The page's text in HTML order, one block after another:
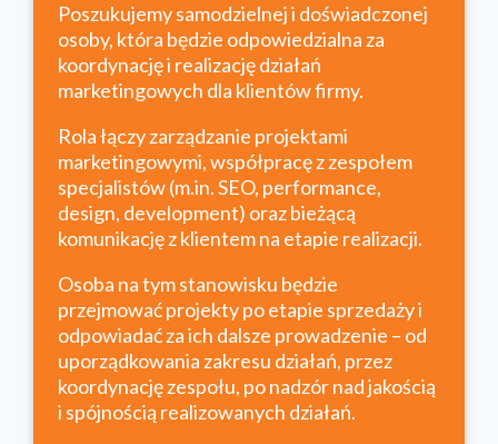
Poszukujemy samodzielnej i doświadczonej
osoby, która będzie odpowiedzialna za
koordynację i realizację działań
marketingowych dla klientów firmy.
Rola łączy zarządzanie projektami
marketingowymi, współpracę z zespołem
specjalistów (m.in. SEO, performance,
design, development) oraz bieżącą
komunikację z klientem na etapie realizacji.
Osoba na tym stanowisku będzie
przejmować projekty po etapie sprzedaży i
odpowiadać za ich dalsze prowadzenie – od
uporządkowania zakresu działań, przez
koordynację zespołu, po nadzór nad jakością
i spójnością realizowanych działań.